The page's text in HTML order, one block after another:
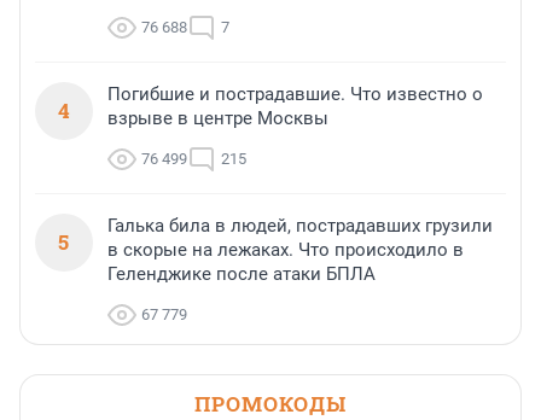
76 688 7
4
Погибшие и пострадавшие. Что известно о
взрыве в центре Москвы
76 499 215
5
Галька била в людей, пострадавших грузили
в скорые на лежаках. Что происходило в
Геленджике после атаки БПЛА
67 779
ПРОМОКОДЫ